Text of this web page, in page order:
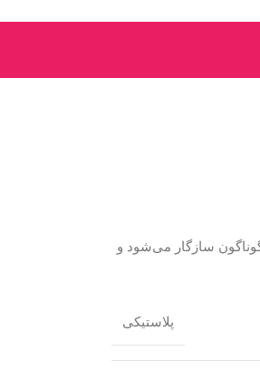
سازگار می‌شود و
پلاستیکی